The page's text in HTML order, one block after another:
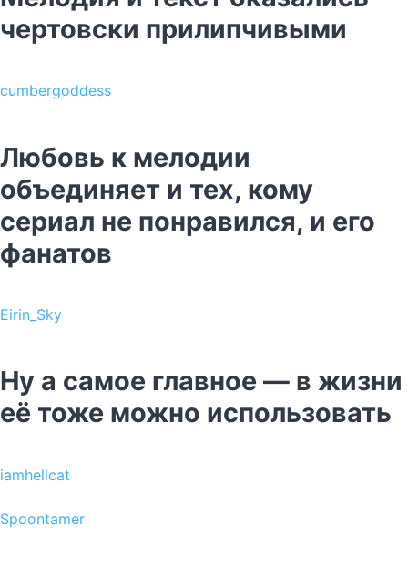
чертовски прилипчивыми
cumbergoddess
Любовь к мелодии
объединяет и тех, кому
сериал не понравился, и его
фанатов
Eirin_Sky
Ну а самое главное — в жизни
её тоже можно использовать
iamhellcat
Spoontamer